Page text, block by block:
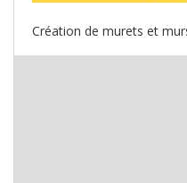
Création de murets et